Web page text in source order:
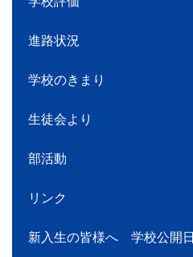
進路状況
学校のきまり
生徒会より
部活動
リンク
新入生の皆様へ 学校公開日